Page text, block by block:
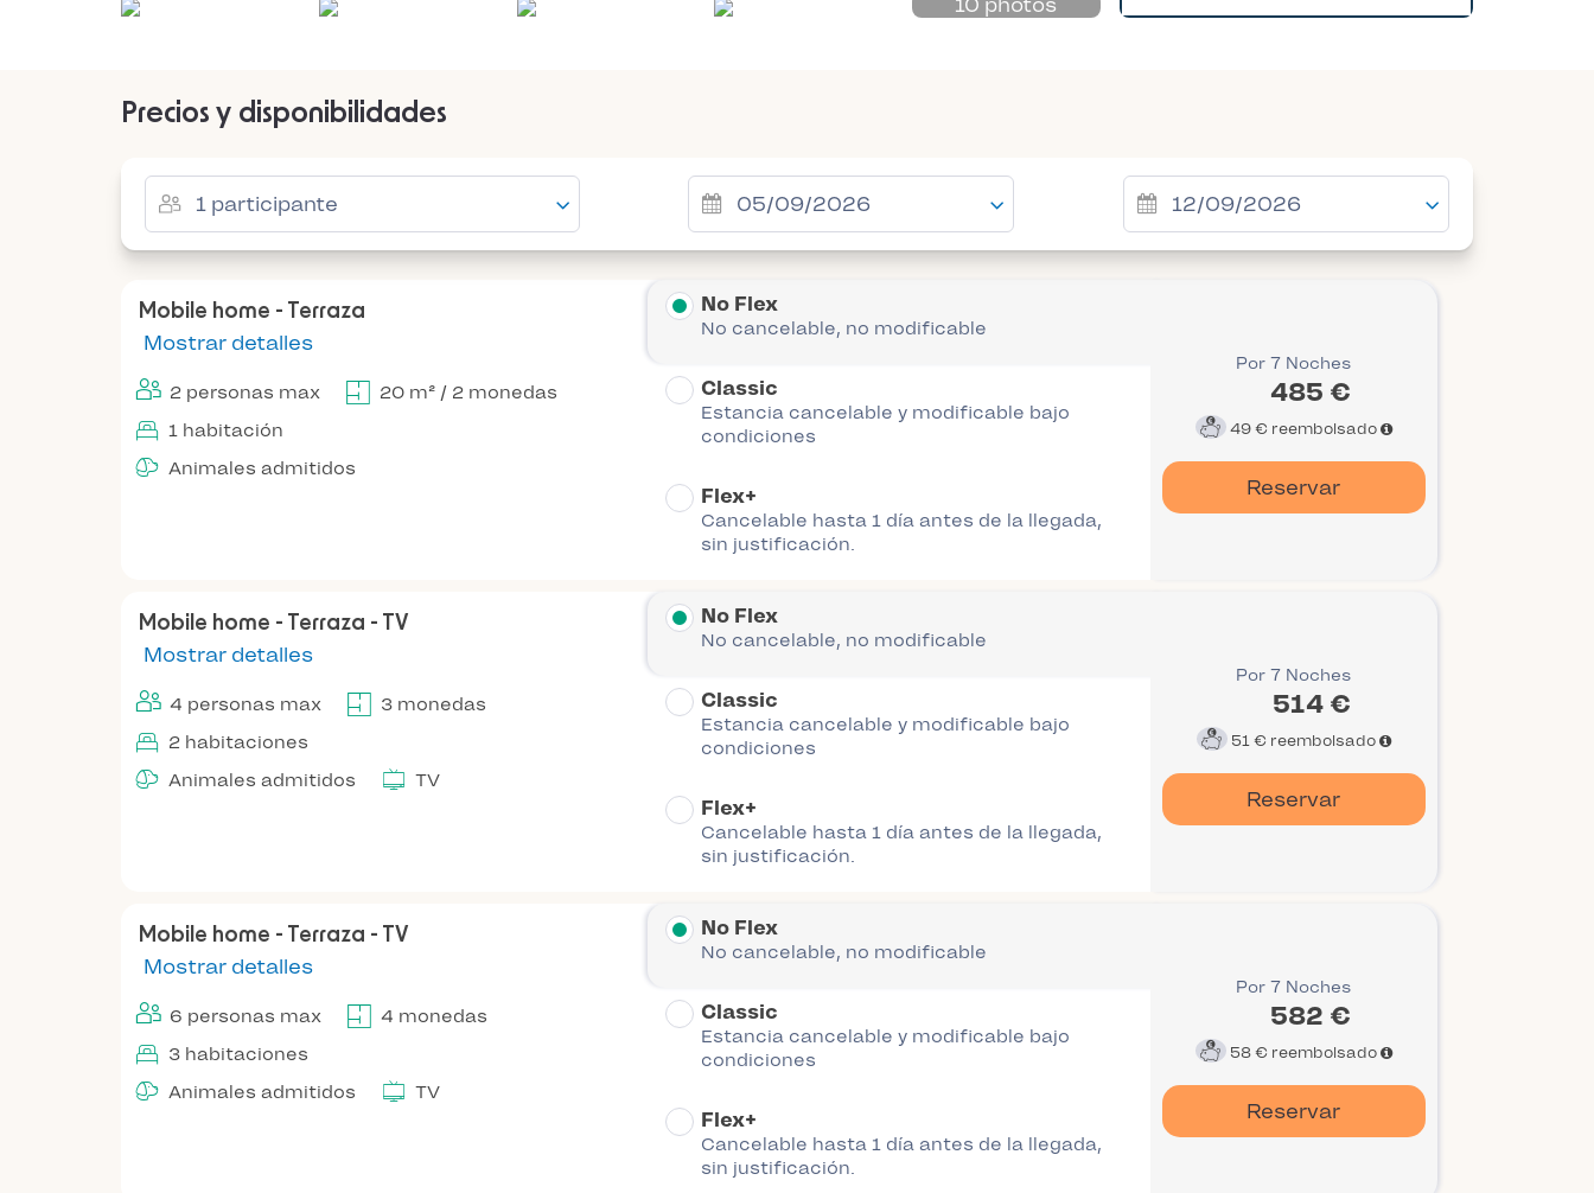
10 photos
Precios y disponibilidades
Mobile home - Terraza
Mostrar detalles
2 personas max
20 m² / 2 monedas
1 habitación
Animales admitidos
No Flex
No cancelable, no modificable
Classic
Estancia cancelable y modificable bajo
condiciones
Flex+
Cancelable hasta 1 día antes de la llegada,
sin justificación.
Por 7 Noches
485 €
49 € reembolsado
Reservar
Mobile home - Terraza - TV
Mostrar detalles
4 personas max
3 monedas
2 habitaciones
Animales admitidos
TV
No Flex
No cancelable, no modificable
Classic
Estancia cancelable y modificable bajo
condiciones
Flex+
Cancelable hasta 1 día antes de la llegada,
sin justificación.
Por 7 Noches
514 €
51 € reembolsado
Reservar
Mobile home - Terraza - TV
Mostrar detalles
6 personas max
4 monedas
3 habitaciones
Animales admitidos
TV
No Flex
No cancelable, no modificable
Classic
Estancia cancelable y modificable bajo
condiciones
Flex+
Cancelable hasta 1 día antes de la llegada,
sin justificación.
Por 7 Noches
582 €
58 € reembolsado
Reservar